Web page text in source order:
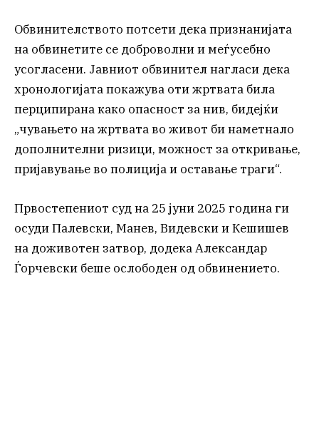
Обвинителството потсети дека признанијата
на обвинетите се доброволни и меѓусебно
усогласени. Јавниот обвинител нагласи дека
хронологијата покажува оти жртвата била
перципирана како опасност за нив, бидејќи
„чувањето на жртвата во живот би наметнало
дополнителни ризици, можност за откривање,
пријавување во полиција и оставање траги“.
Првостепениот суд на 25 јуни 2025 година ги
осуди Палевски, Манев, Видевски и Кешишев
на доживотен затвор, додека Александар
Ѓорчевски беше ослободен од обвинението.